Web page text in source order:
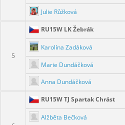
Julie Růžková
5
RU15W LK Žebrák
Karolína Zadáková
Marie Dundáčková
Anna Dundáčková
RU15W TJ Spartak Chrást
Alžběta Bečková